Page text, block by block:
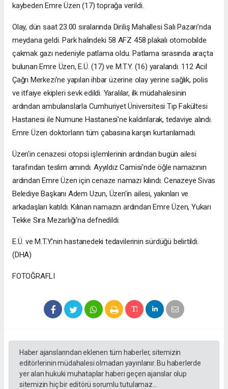
kaybeden Emre Üzen (17) toprağa verildi.
Olay, dün saat 23.00 sıralarında Diriliş Mahallesi Salı Pazarı’nda
meydana geldi. Park halindeki 58 AFZ 458 plakalı otomobilde
çakmak gazı nedeniyle patlama oldu. Patlama sırasında araçta
bulunan Emre Üzen, E.Ü. (17) ve M.T.Y. (16) yaralandı. 112 Acil
Çağrı Merkezi’ne yapılan ihbar üzerine olay yerine sağlık, polis
ve itfaiye ekipleri sevk edildi. Yaralılar, ilk müdahalesinin
ardından ambulanslarla Cumhuriyet Üniversitesi Tıp Fakültesi
Hastanesi ile Numune Hastanesi'ne kaldırılarak, tedaviye alındı.
Emre Üzen doktorların tüm çabasına karşın kurtarılamadı.
Üzen'in cenazesi otopsi işlemlerinin ardından bugün ailesi
tarafından teslim amındı. Ayyıldız Camisi'nde öğle namazının
ardından Emre Üzen için cenaze namazı kılındı. Cenazeye Sivas
Belediye Başkanı Adem Uzun, Üzen'in ailesi, yakınları ve
arkadaşları katıldı. Kılınan namazın ardından Emre Üzen, Yukarı
Tekke Sıra Mezarlığı'na defnedildi.
E.Ü. ve M.T.Y.'nin hastanedeki tedavilerinin sürdüğü belirtildi.
(DHA)
FOTOĞRAFLI
Haber ajanslarından eklenen tüm haberler, sitemizin
editörlerinin müdahalesi olmadan yayınlanır. Bu haberlerde
yer alan hukuki muhataplar haberi geçen ajanslar olup
sitemizin hiç bir editörü sorumlu tutulamaz...